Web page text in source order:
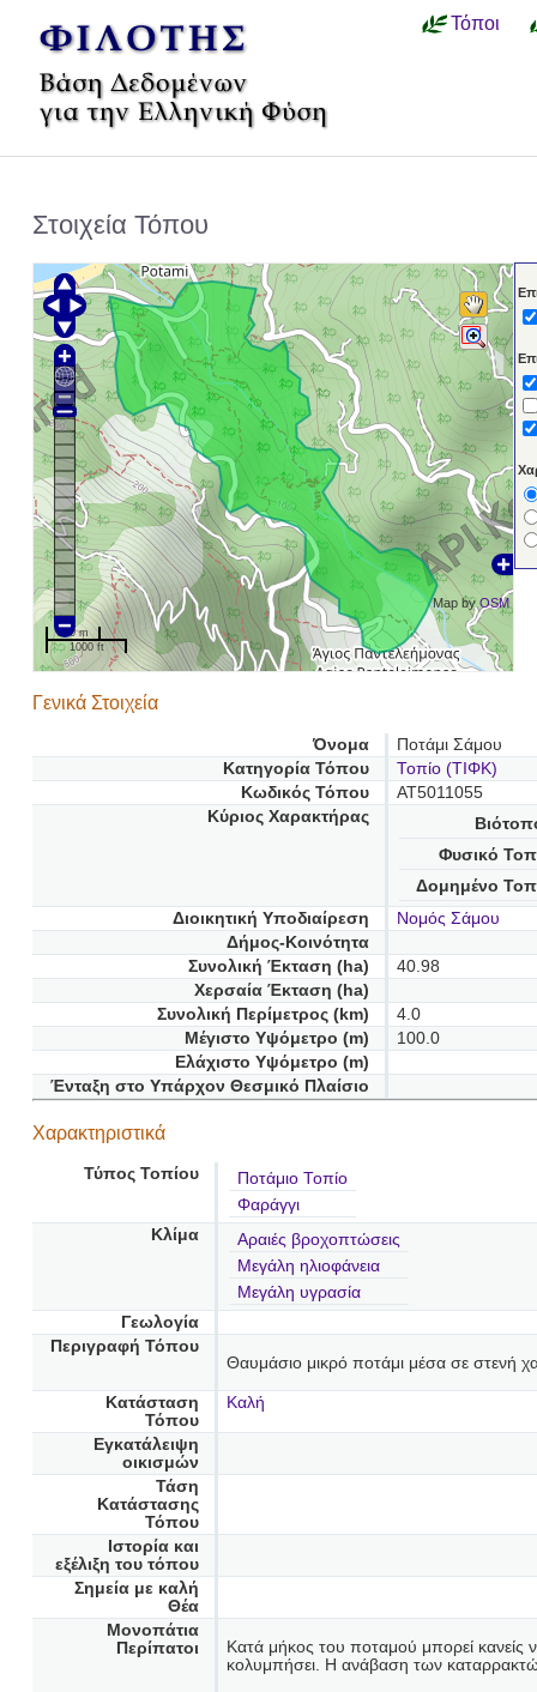
Τόποι
Στοιχεία Τόπου
Map byOSM
200 m
1000 ft
Γενικά Στοιχεία
Όνομα
Ποτάμι Σάμου
Κατηγορία Τόπου
Τοπίο (ΤΙΦΚ)
Κωδικός Τόπου
AT5011055
Κύριος Χαρακτήρας
Φυσικό
Δομημένο
Διοικητική Υποδιαίρεση
Νομός Σάμου
Δήμος-Κοινότητα
Συνολική Έκταση (ha)
40.98
Χερσαία Έκταση (ha)
Συνολική Περίμετρος (km)
4.0
Μέγιστο Υψόμετρο (m)
100.0
Ελάχιστο Υψόμετρο (m)
Ένταξη στο Υπάρχον Θεσμικό Πλαίσιο
Χαρακτηριστικά
Τύπος Τοπίου
Ποτάμιο Τοπίο
Φαράγγι
Κλίμα
Αραιές βροχοπτώσεις
Μεγάλη ηλιοφάνεια
Μεγάλη υγρασία
Γεωλογία
Περιγραφή Τόπου
Θαυμάσιο μικρό ποτάμι μέσα σε στενή
Κατάσταση
Τόπου
Καλή
Εγκατάλειψη
οικισμών
Τάση
Κατάστασης
Τόπου
Ιστορία και
εξέλιξη του τόπου
Σημεία με καλή
Θέα
Μονοπάτια
Περίπατοι
Κατά μήκος του ποταμού μπορεί κανείς
κολυμπήσει. Η ανάβαση των